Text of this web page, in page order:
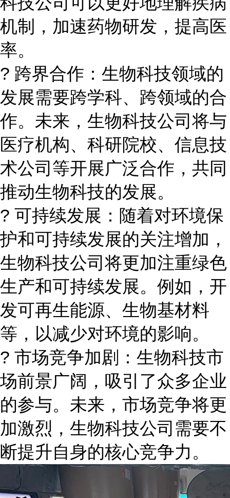
机制，加速药物研发，提高医
率。
? 跨界合作：生物科技领域的
发展需要跨学科、跨领域的合
作。未来，生物科技公司将与
医疗机构、科研院校、信息技
术公司等开展广泛合作，共同
推动生物科技的发展。
? 可持续发展：随着对环境保
护和可持续发展的关注增加，
生物科技公司将更加注重绿色
生产和可持续发展。例如，开
发可再生能源、生物基材料
等，以减少对环境的影响。
? 市场竞争加剧：生物科技市
场前景广阔，吸引了众多企业
的参与。未来，市场竞争将更
加激烈，生物科技公司需要不
断提升自身的核心竞争力。